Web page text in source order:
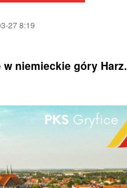
27 8:19
niemieckie góry Harz.